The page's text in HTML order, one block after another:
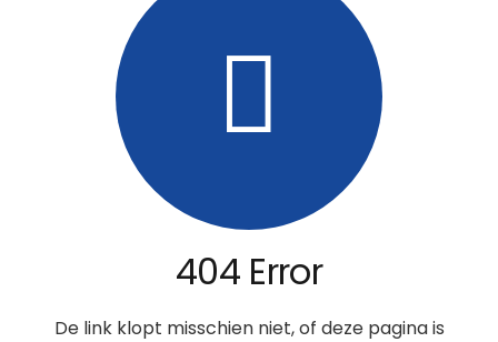
404 Error
De link klopt misschien niet, of deze pagina is